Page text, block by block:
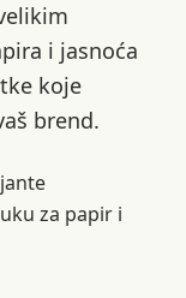
i jasnoća
koje
brend.
za papir i